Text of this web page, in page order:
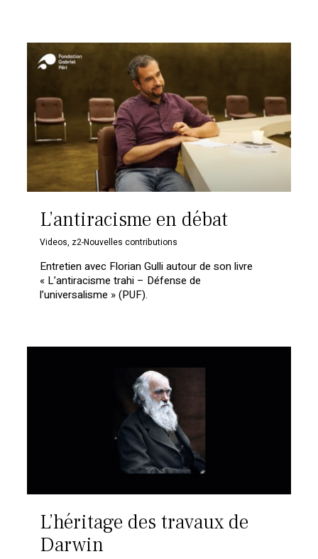
L’antiracisme en débat
Videos, z2-Nouvelles contributions
Entretien avec Florian Gulli autour de son livre
« L’antiracisme trahi – Défense de
l’universalisme » (PUF).
L’héritage des travaux de
Darwin